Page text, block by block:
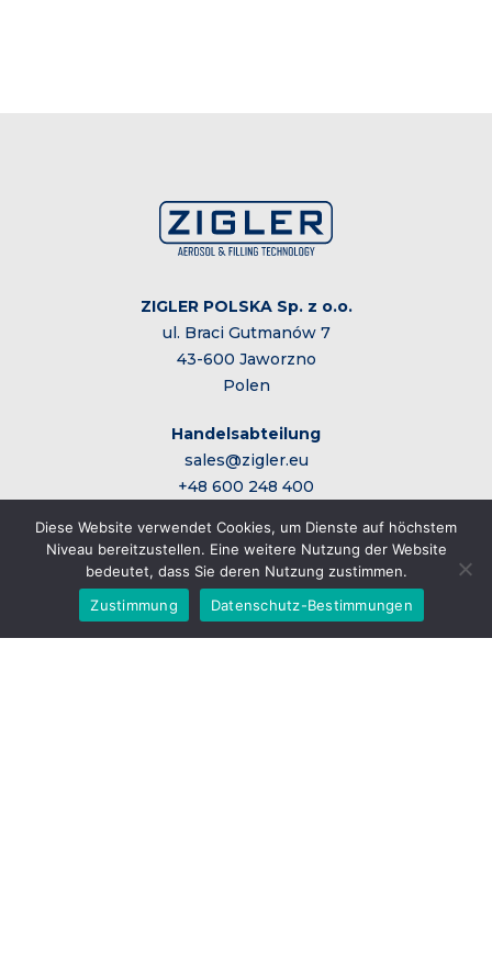
ZIGLER POLSKA Sp. z o.o.
ul. Braci Gutmanów 7
43-600 Jaworzno
Polen
Handelsabteilung
sales@zigler.eu
+48 600 248 400
Kundenservice
service@zigler.eu
+48 600 248 300
+48 32 616 36 70 wew. 110
Diese Website verwendet Cookies, um Dienste auf höchstem
Niveau bereitzustellen. Eine weitere Nutzung der Website
bedeutet, dass Sie deren Nutzung zustimmen.
Zustimmung
Datenschutz-Bestimmungen